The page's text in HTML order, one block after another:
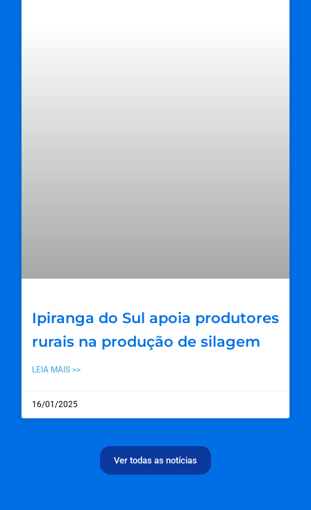
Ipiranga do Sul apoia produtores
rurais na produção de silagem
LEIA MAIS >>
16/01/2025
Ver todas as notícias